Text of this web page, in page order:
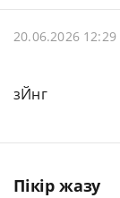
20.06.2026 12:29
зЙнг
Пікір жазу